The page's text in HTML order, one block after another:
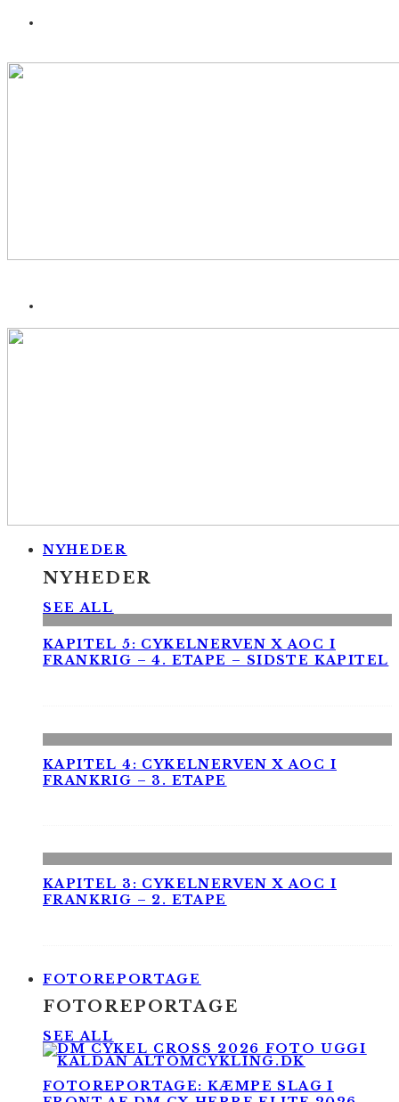
NYHEDER
NYHEDER
SEE ALL
KAPITEL 5: CYKELNERVEN X AOC I
FRANKRIG – 4. ETAPE – SIDSTE KAPITEL
KAPITEL 4: CYKELNERVEN X AOC I
FRANKRIG – 3. ETAPE
KAPITEL 3: CYKELNERVEN X AOC I
FRANKRIG – 2. ETAPE
FOTOREPORTAGE
FOTOREPORTAGE
SEE ALL
FOTOREPORTAGE: KÆMPE SLAG I